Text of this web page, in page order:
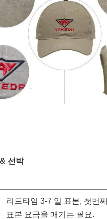
선박
리드타임 3-7 일 표본, 첫번
표본 요금을 매기는 필요.